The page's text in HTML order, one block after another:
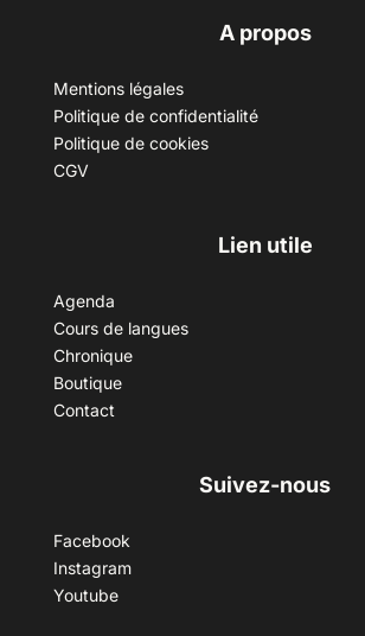
A propos
Mentions légales
Politique de confidentialité
Politique de cookies
CGV
Lien utile
Agenda
Cours de langues
Chronique
Boutique
Contact
Suivez-nous
Facebook
Instagram
Youtube